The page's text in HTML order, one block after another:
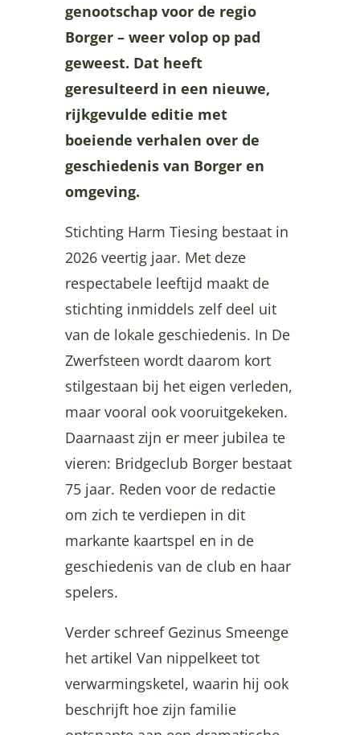
genootschap voor de regio
Borger – weer volop op pad
geweest. Dat heeft
geresulteerd in een nieuwe,
rijkgevulde editie met
boeiende verhalen over de
geschiedenis van Borger en
omgeving.
Stichting Harm Tiesing bestaat in
2026 veertig jaar. Met deze
respectabele leeftijd maakt de
stichting inmiddels zelf deel uit
van de lokale geschiedenis. In De
Zwerfsteen wordt daarom kort
stilgestaan bij het eigen verleden,
maar vooral ook vooruitgekeken.
Daarnaast zijn er meer jubilea te
vieren: Bridgeclub Borger bestaat
75 jaar. Reden voor de redactie
om zich te verdiepen in dit
markante kaartspel en in de
geschiedenis van de club en haar
spelers.
Verder schreef Gezinus Smeenge
het artikel Van nippelkeet tot
verwarmingsketel, waarin hij ook
beschrijft hoe zijn familie